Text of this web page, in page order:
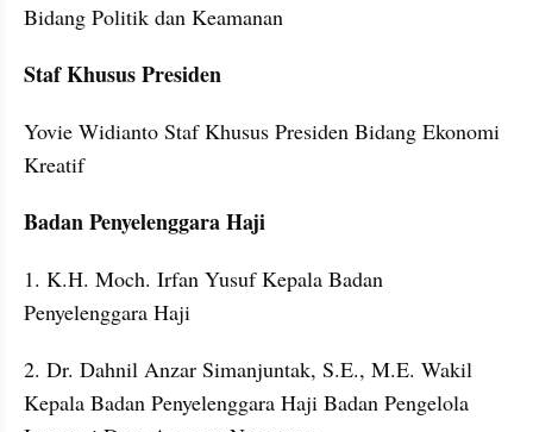
Bidang Politik dan Keamanan
Staf Khusus Presiden
Yovie Widianto Staf Khusus Presiden Bidang Ekonomi
Kreatif
Badan Penyelenggara Haji
1. K.H. Moch. Irfan Yusuf Kepala Badan
Penyelenggara Haji
2. Dr. Dahnil Anzar Simanjuntak, S.E., M.E. Wakil
Kepala Badan Penyelenggara Haji Badan Pengelola